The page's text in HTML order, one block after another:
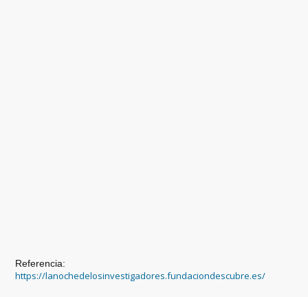
Referencia:
https://lanochedelosinvestigadores.fundaciondescubre.es/